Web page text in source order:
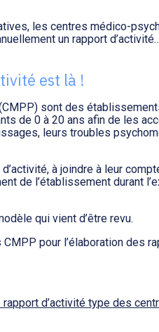
les centres médico-
un rapport
est là !
sont des
de 0 à 20 ans afin de les
leurs troubles
à joindre à leur
de l’établissement durant
qui vient d’être revu.
pour l’élaboration des
d’activité type des